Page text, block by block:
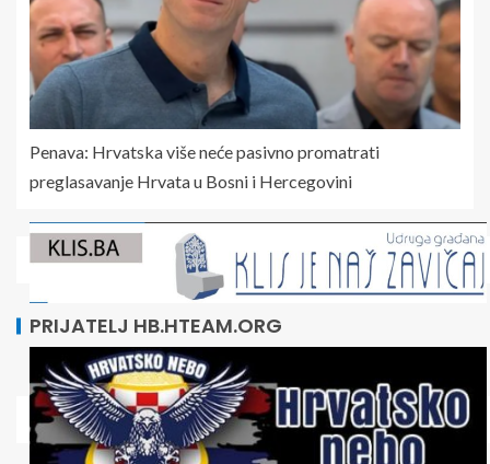
Penava: Hrvatska više neće pasivno promatrati
preglasavanje Hrvata u Bosni i Hercegovini
PRIJATELJ HB.HTEAM.ORG